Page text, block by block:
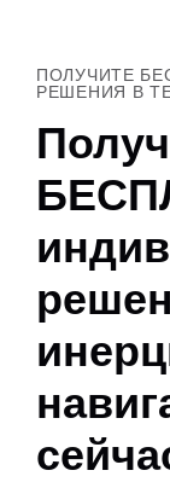
ПОЛУЧИТЕ
РЕШЕНИЯ В